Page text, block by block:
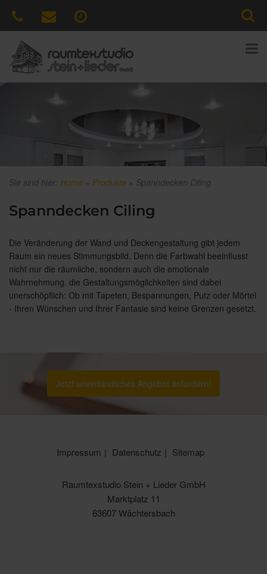
Sie sind hier: Home » Produkte » Spanndecken Ciling
Spanndecken Ciling
Die Veränderung der Wand und Deckengestaltung gibt jedem
Raum ein neues Stimmungsbild. Denn die Farbwahl beeinflusst
nicht nur die räumliche, sondern auch die emotionale
Wahrnehmung. die Gestaltungsmöglichkeiten sind dabei
unerschöpflich: Ob mit Tapeten, Bespannungen, Putz oder Mörtel
- Ihren Wünschen und Ihrer Fantasie sind keine Grenzen gesetzt.
Jetzt unverbindliches Angebot anfordern!
Impressum Datenschutz Sitemap
Raumtexstudio Stein + Lieder GmbH
Marktplatz 11
63607 Wächtersbach